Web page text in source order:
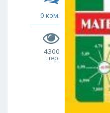
0 ком.
4300
пер.